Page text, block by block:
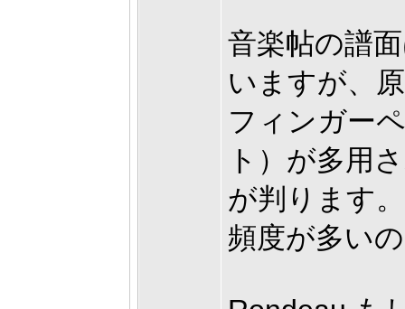
音楽帖の譜
いますが、
フィンガー
ト）が多用
が判ります
頻度が多い